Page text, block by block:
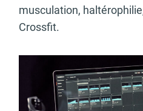
musculation,
Crossfit.